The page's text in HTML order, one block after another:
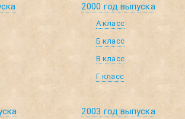
2000 год выпуска
А класс
Б класс
В класс
Г класс
2003 год выпуска